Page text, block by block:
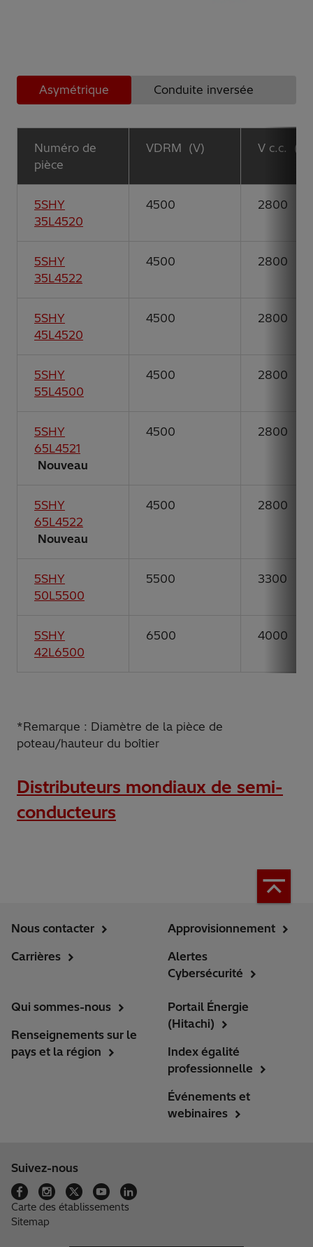
Asymétrique Conduite inversée
Numéro de
pièce
VDRM (V) V c.c. (V)
5SHY
35L4520
4500 2800
5SHY
35L4522
4500 2800
5SHY
45L4520
4500 2800
5SHY
55L4500
4500 2800
5SHY
65L4521
Nouveau
4500 2800
5SHY
65L4522
Nouveau
4500 2800
5SHY
50L5500
5500 3300
5SHY
42L6500
6500 4000
*Remarque : Diamètre de la pièce de
poteau/hauteur du boîtier
Distributeurs mondiaux de semi-
conducteurs
Nous contacter
Carrières
Approvisionnement
Alertes
Cybersécurité
Qui sommes-nous
Renseignements sur le
pays et la région
Portail Énergie
(Hitachi)
Index égalité
professionnelle
Événements et
webinaires
Suivez-nous
Carte des établissements
Sitemap